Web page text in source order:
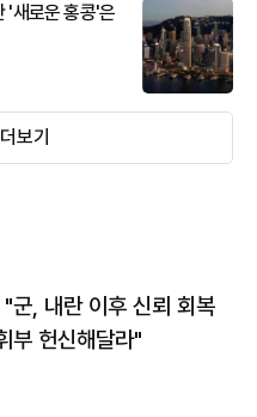
'새로운 홍콩'은
더보기
군, 내란 이후 신뢰 회복
부 헌신해달라"